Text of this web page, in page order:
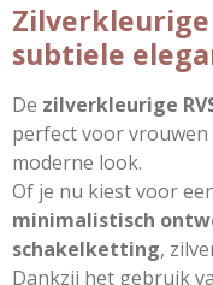
subtiele
De zilverkleurige
perfect voor vrouwen
moderne look.
Of je nu kiest voor
minimalistisch
schakelketting,
Dankzij het gebruik